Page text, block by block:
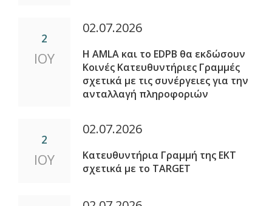
2
ΙΟΥ
02.07.2026
Η AMLA και το EDPB θα εκδώσουν
Κοινές Κατευθυντήριες Γραμμές
σχετικά με τις συνέργειες για την
ανταλλαγή πληροφοριών
2
ΙΟΥ
02.07.2026
Κατευθυντήρια Γραμμή της ΕΚΤ
σχετικά με το TARGET